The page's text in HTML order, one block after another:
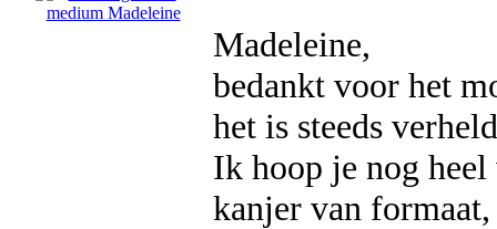
Madeleine,
bedankt voor het
het is steeds
Ik hoop je nog heel
kanjer van